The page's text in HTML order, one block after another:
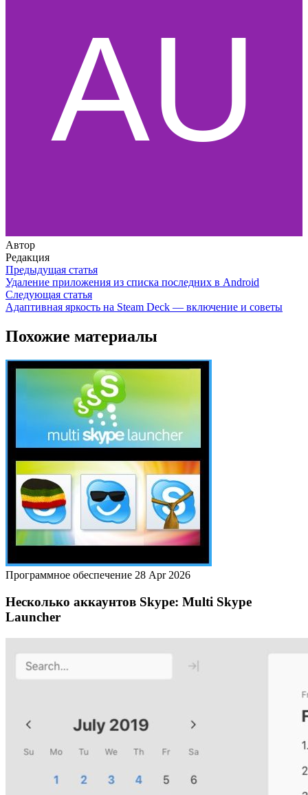
Автор
Редакция
Предыдущая статья
Удаление приложения из списка последних в Android
Следующая статья
Адаптивная яркость на Steam Deck — включение и советы
Похожие материалы
Программное обеспечение 28 Apr 2026
Несколько аккаунтов Skype: Multi Skype
Launcher